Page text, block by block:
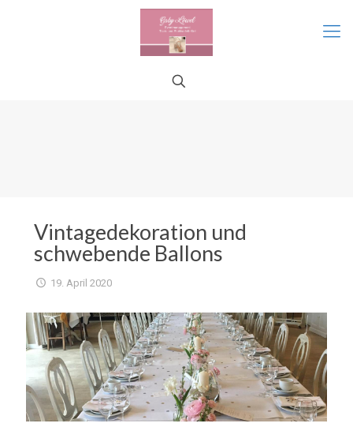
Vintagedekoration und
schwebende Ballons
19. April 2020